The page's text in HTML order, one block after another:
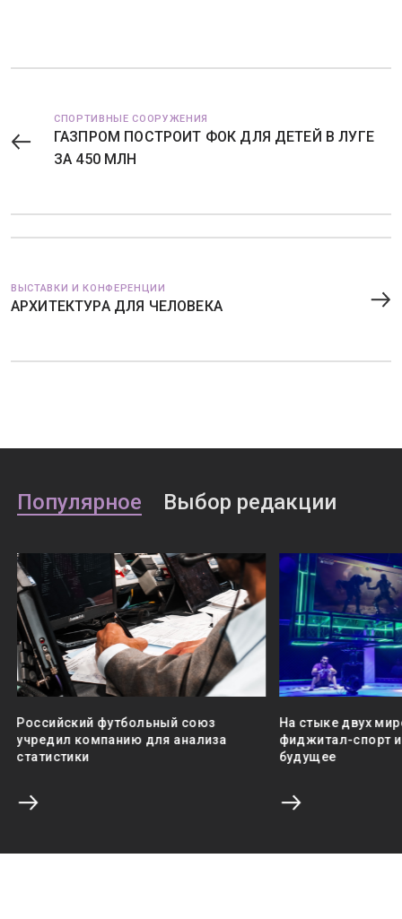
СПОРТИВНЫЕ СООРУЖЕНИЯ
ГАЗПРОМ ПОСТРОИТ ФОК ДЛЯ ДЕТЕЙ В ЛУГЕ
ЗА 450 МЛН
ВЫСТАВКИ И КОНФЕРЕНЦИИ
АРХИТЕКТУРА ДЛЯ ЧЕЛОВЕКА
Популярное Выбор редакции
Российский футбольный союз
учредил компанию для анализа
статистики
На стыке двух
фиджитал-спорт
будущее